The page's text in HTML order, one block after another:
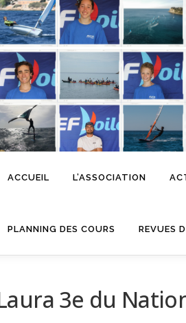
ACCUEIL L’ASSOCIATION
PLANNING DES COURS REVUES
3e du